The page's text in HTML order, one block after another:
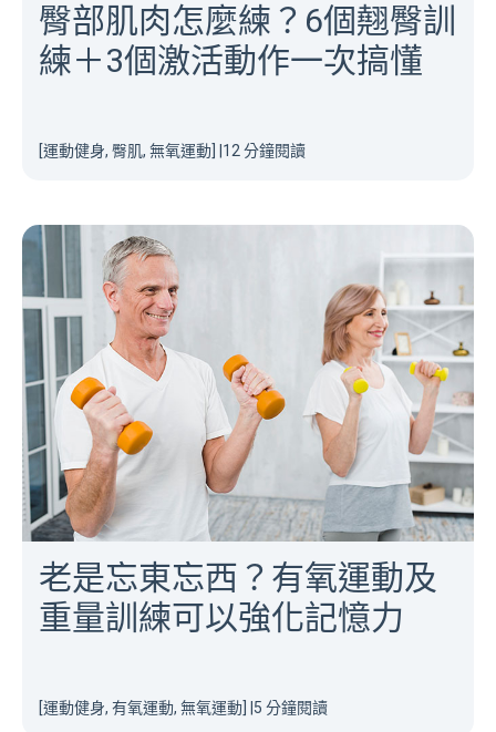
臀部肌肉怎麼練？6個翹臀訓
練＋3個激活動作一次搞懂
[運動健身, 臀肌, 無氧運動] 12 分鐘閱讀
老是忘東忘西？有氧運動及
重量訓練可以強化記憶力
[運動健身, 有氧運動, 無氧運動] 5 分鐘閱讀